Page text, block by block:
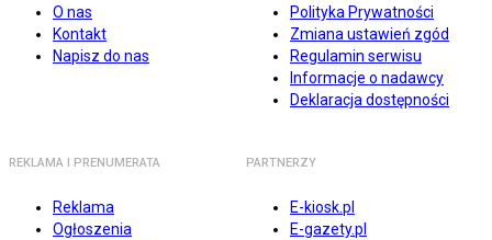
O nas
Kontakt
Napisz do nas
Polityka Prywatności
Zmiana ustawień zgód
Regulamin serwisu
Informacje o nadawcy
Deklaracja dostępności
REKLAMA I PRENUMERATA
Reklama
Ogłoszenia
PARTNERZY
E-kiosk.pl
E-gazety.pl